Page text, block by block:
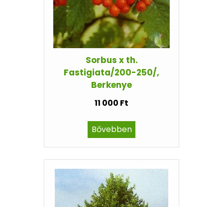
Sorbus x th.
Fastigiata/200-250/,
Berkenye
11 000 Ft
Bővebben